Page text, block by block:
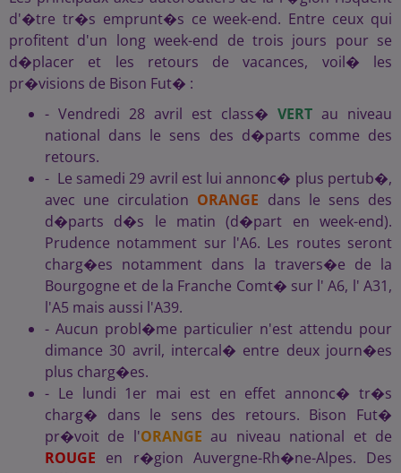
d'�tre tr�s emprunt�s ce week-end. Entre ceux qui
profitent d'un long week-end de trois jours pour se
d�placer et les retours de vacances, voil� les
pr�visions de Bison Fut� :
- Vendredi 28 avril est class� VERT au niveau
national dans le sens des d�parts comme des
retours.
- Le samedi 29 avril est lui annonc� plus pertub�,
avec une circulation ORANGE dans le sens des
d�parts d�s le matin (d�part en week-end).
Prudence notamment sur l'A6. Les routes seront
charg�es notamment dans la travers�e de la
Bourgogne et de la Franche Comt� sur l' A6, l' A31,
l'A5 mais aussi l'A39.
- Aucun probl�me particulier n'est attendu pour
dimance 30 avril, intercal� entre deux journ�es
plus charg�es.
- Le lundi 1er mai est en effet annonc� tr�s
charg� dans le sens des retours. Bison Fut�
pr�voit de l'ORANGE au niveau national et de
ROUGE en r�gion Auvergne-Rh�ne-Alpes. Des